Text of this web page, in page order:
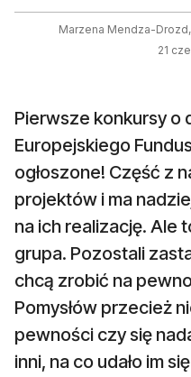
Marzena Mendza-
21
Pierwsze konkursy o
Europejskiego
ogłoszone! Część z
projektów i ma
na ich realizację. Ale
grupa. Pozostali
chcą zrobić na
Pomysłów przecież
pewności czy się
inni, na co udało im